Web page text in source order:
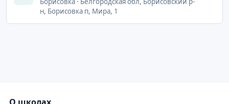
н, Борисовка п, Мира, 1